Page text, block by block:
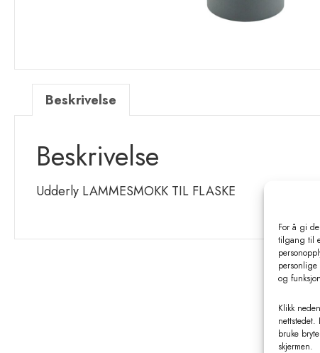
For å gi
tilgang til
personlige
og
Klikk
bruke
skjermen.
Beskrivelse
Beskrivelse
Udderly LAMMESMOKK TIL FLASKE